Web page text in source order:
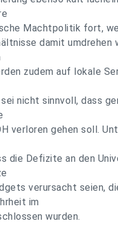
Machtpolitik fort,
damit umdrehen
zudem auf lokale
sei nicht sinnvoll, dass
verloren gehen soll.
die Defizite an den
verursacht seien,
im
wurden.